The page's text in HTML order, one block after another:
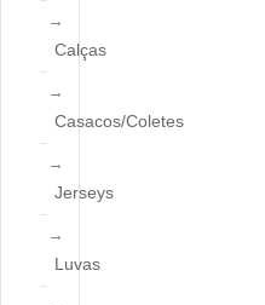
Calças
Casacos/Coletes
Jerseys
Luvas